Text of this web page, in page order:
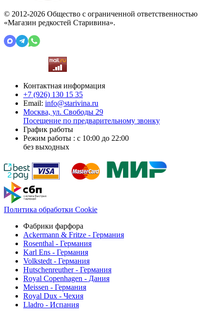
© 2012-2026 Общество с ограниченной ответственностью
«Магазин редкостей Старивина».
Контактная информация
+7 (926) 130 15 35
Email: info@starivina.ru
Москва, ул. Свободы 29
Посещение по предварительному звонку
График работы
Режим работы : с 10:00 до 22:00
без выходных
Политика обработки Cookie
Фабрики фарфора
Ackermann & Fritze - Германия
Rosenthal - Германия
Karl Ens - Германия
Volkstedt - Германия
Hutschenreuther - Германия
Royal Copenhagen - Дания
Meissen - Германия
Royal Dux - Чехия
Lladro - Испания